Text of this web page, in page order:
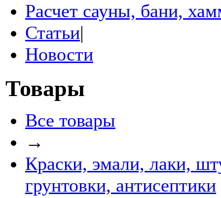
Расчет сауны, бани,
Статьи|
Новости
Товары
Все товары
→
Краски, эмали, лаки,
грунтовки, антисептики